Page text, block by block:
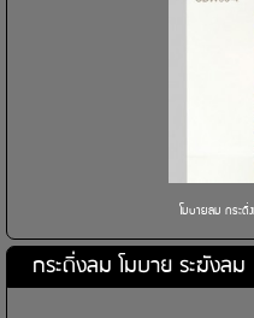
โมบายลม กระดิ่
กระดิ่งลม โมบาย ระฆังลม